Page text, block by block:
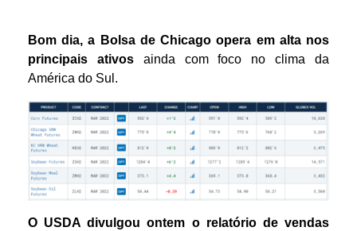
Bom dia, a Bolsa de Chicago opera em alta nos
principais ativos ainda com foco no clima da
América do Sul.
O USDA divulgou ontem o relatório de vendas